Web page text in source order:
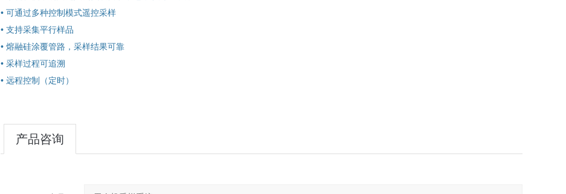
• 可通过多种控制模式遥控采样
• 支持采集平行样品
• 熔融硅涂覆管路，采样结果可靠
• 采样过程可追溯
• 远程控制（定时）
产品咨询